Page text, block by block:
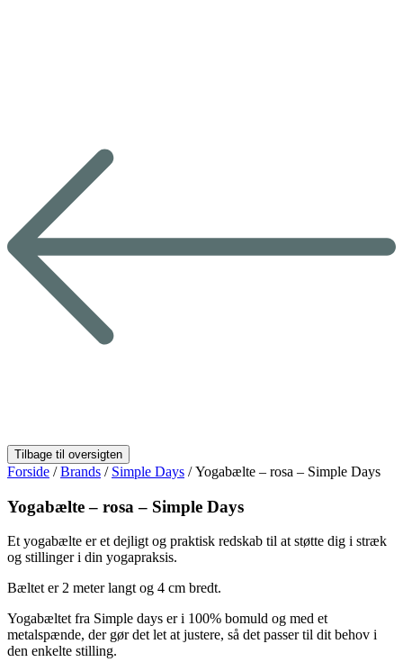
Forside /Brands / Simple Days / Yogabælte – rosa – Simple Days
Yogabælte – rosa – Simple Days
Et yogabælte er et dejligt og praktisk redskab til at støtte dig i stræk
og stillinger i din yogapraksis.
Bæltet er 2 meter langt og 4 cm bredt.
Yogabæltet fra Simple days er i 100% bomuld og med et
metalspænde, der gør det let at justere, så det passer til dit behov i
den enkelte stilling.